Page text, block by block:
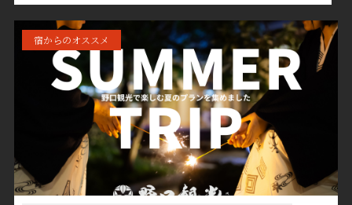
宿からのオススメ